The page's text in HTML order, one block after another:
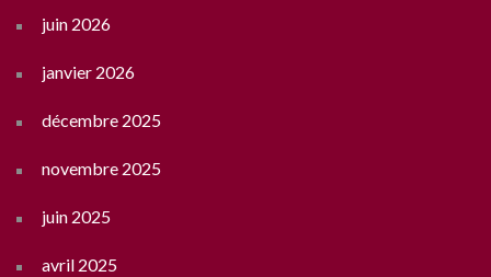
juin 2026
janvier 2026
décembre 2025
novembre 2025
juin 2025
avril 2025